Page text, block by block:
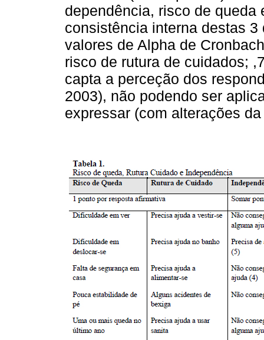
dependência, risco de queda
consistência interna destas
valores de Alpha de
risco de rutura de cuidados;
capta a perceção dos
2003), não podendo ser
expressar (com alterações